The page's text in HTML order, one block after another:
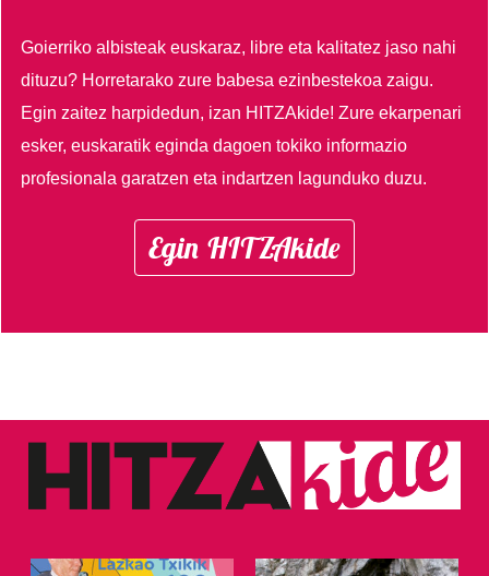
Goierriko albisteak euskaraz, libre eta kalitatez jaso nahi
dituzu? Horretarako zure babesa ezinbestekoa zaigu.
Egin zaitez harpidedun, izan HITZAkide!Zure ekarpenari
esker, euskaratik eginda dagoen tokiko informazio
profesionala garatzen eta indartzen lagunduko duzu.
Egin HITZAkide